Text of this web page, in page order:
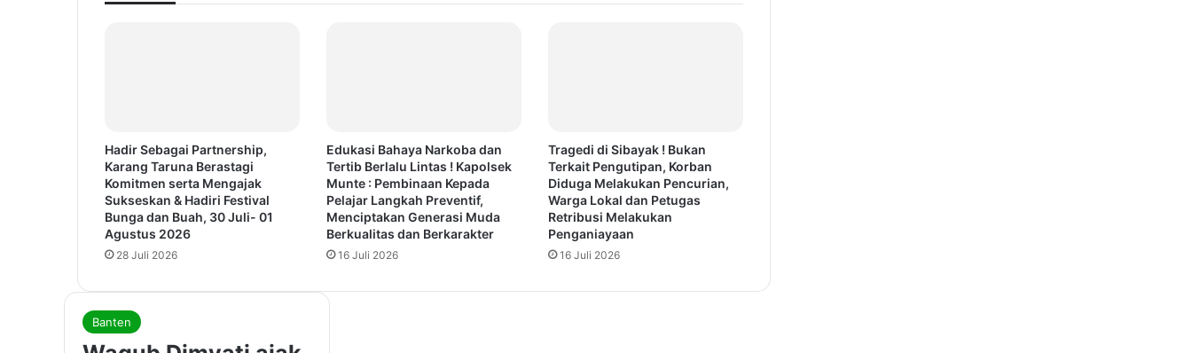
Hadir Sebagai Partnership,
Karang Taruna Berastagi
Komitmen serta Mengajak
Sukseskan & Hadiri Festival
Bunga dan Buah, 30 Juli- 01
Agustus 2026
28 Juli 2026
Edukasi Bahaya Narkoba dan
Tertib Berlalu Lintas ! Kapolsek
Munte : Pembinaan Kepada
Pelajar Langkah Preventif,
Menciptakan Generasi Muda
Berkualitas dan Berkarakter
16 Juli 2026
Tragedi di Sibayak ! Bukan
Terkait Pengutipan, Korban
Diduga Melakukan Pencurian,
Warga Lokal dan Petugas
Retribusi Melakukan
Penganiayaan
16 Juli 2026